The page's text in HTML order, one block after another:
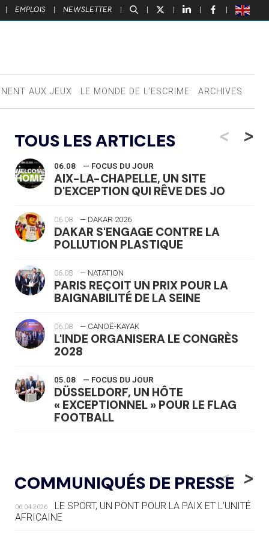
| EMPLOIS | NEWSLETTER | | | | |
AUX JEUX LE MONDE DE L’ESCRIME ARCHIVES
TOUS LES ARTICLES <
06.08 — FOCUS DU JOUR
AIX-LA-CHAPELLE, UN SITE
D'EXCEPTION QUI RÊVE DES JO
06.08 — DAKAR 2026
DAKAR S'ENGAGE CONTRE LA
POLLUTION PLASTIQUE
06.08 — NATATION
PARIS REÇOIT UN PRIX POUR LA
BAIGNABILITÉ DE LA SEINE
06.08 — CANOË-KAYAK
L'INDE ORGANISERA LE CONGRÈS
2028
05.08 — FOCUS DU JOUR
DÜSSELDORF, UN HÔTE
« EXCEPTIONNEL » POUR LE FLAG
FOOTBALL
LE RÊVE DE VOIR LA LUGE ALPINE
AUX JO « N'EST PAS FINI »
05.08 — TIR À L'ARC
DES MONDIAUX À BRISBANE SUR LA
>
COMMUNIQUÉS DE PRESSE
<
06.04.2026
LE SPORT, UN PONT POUR LA PAIX ET L’UNITÉ
AFRICAINE
>